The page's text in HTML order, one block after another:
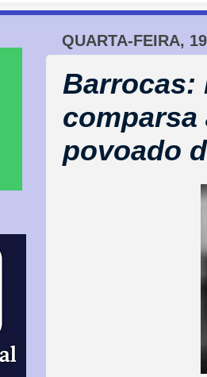
QUARTA-FEIRA,
Barrocas:
comparsa
povoado